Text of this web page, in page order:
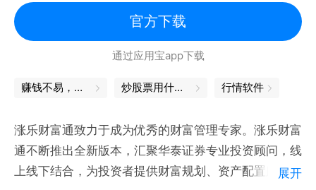
5、覆盖全球重要市场行情，提供全方位实时资讯；行
情动向，涨停揭秘，全景公告⋯便捷股票交易，您想要
中国银河证券是中国证券行业领先的综合性金融服务提
册资本为人民币101.37亿元，中央汇金投资有限责任
公司为实际控制人。
截至2019年12月31日，公司共设有36家分公司、492
【个股档案】 财务指标严谨呈现，公告资讯快速更
新，前世今生知根知底;
【社区直播】 神秘大佬汇聚于此，侃天侃地谈股论
金，开辟股市温馨家园。
---公司背景---
通达信APP是深圳市财富趋势（股票代码：688318）
科技股份有限公司采用先进技术、全新设计的一款移动
证券软件。我们提供更实时的股市行情、更权威的热点
官方下载
通过应用宝app下载
赚钱不易，理财更要用心 炒股票用什么软件 行情软件
涨乐财富通致力于成为优秀的财富管理专家。涨乐财富
通不断推出全新版本，汇聚华泰证券专业投资顾问，线
上线下结合，为投资者提供财富规划、资产配置服务，
展开